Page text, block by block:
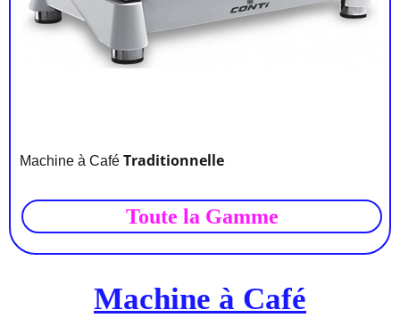
Machine à Café Traditionnelle
Toute la Gamme
Machine à Café